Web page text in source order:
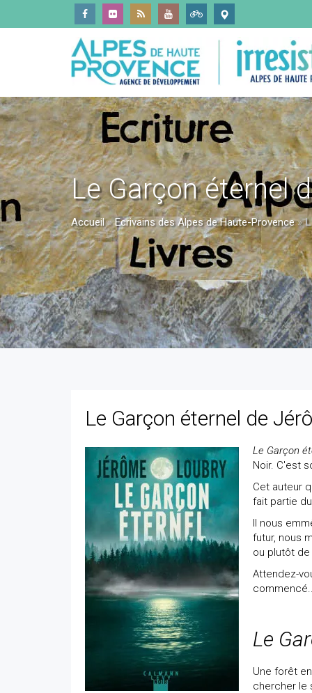
Le Garçon éternel
Accueil»Ecrivains des Alpes de Haute-Provence»
Le Garçon éternel de
Le Garçon
Noir. C'est
Cet auteur
fait partie
Il nous
futur, nous
ou plutôt
Attendez-
Le
Une forêt
chercher le